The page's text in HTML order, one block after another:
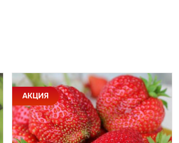
АКЦИЯ